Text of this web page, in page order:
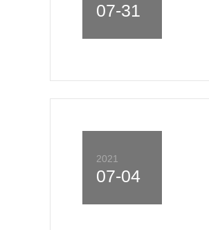
07-31
2021
07-04